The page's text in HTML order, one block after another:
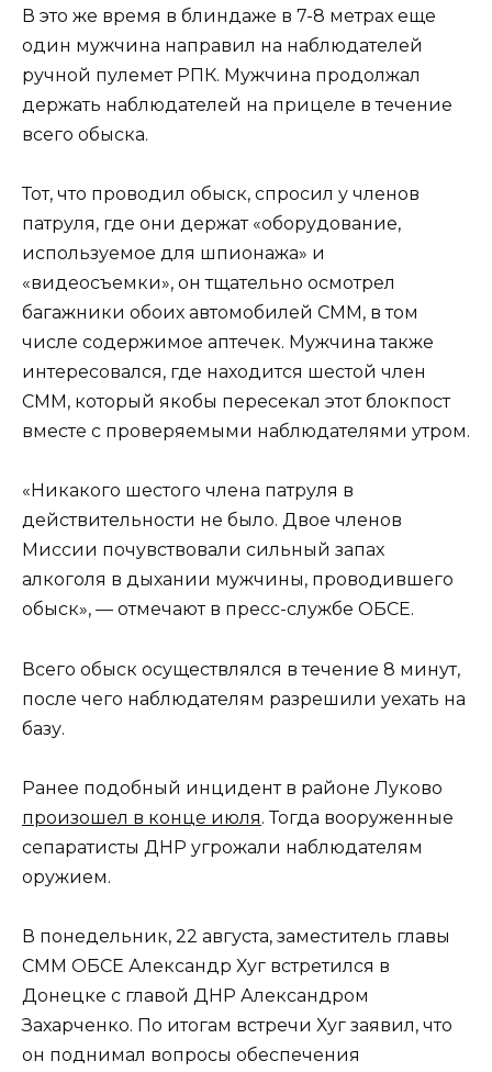
В это же время в блиндаже в 7-8 метрах еще
один мужчина направил на наблюдателей
ручной пулемет РПК. Мужчина продолжал
держать наблюдателей на прицеле в течение
всего обыска.
Тот, что проводил обыск, спросил у членов
патруля, где они держат «оборудование,
используемое для шпионажа» и
«видеосъемки», он тщательно осмотрел
багажники обоих автомобилей СММ, в том
числе содержимое аптечек. Мужчина также
интересовался, где находится шестой член
СММ, который якобы пересекал этот блокпост
вместе с проверяемыми наблюдателями утром.
«Никакого шестого члена патруля в
действительности не было. Двое членов
Миссии почувствовали сильный запах
алкоголя в дыхании мужчины, проводившего
обыск», — отмечают в пресс-службе ОБСЕ.
Всего обыск осуществлялся в течение 8 минут,
после чего наблюдателям разрешили уехать на
базу.
Ранее подобный инцидент в районе Луково
произошел в конце июля. Тогда вооруженные
сепаратисты ДНР угрожали наблюдателям
оружием.
В понедельник, 22 августа, заместитель главы
СММ ОБСЕ Александр Хуг встретился в
Донецке с главой ДНР Александром
Захарченко. По итогам встречи Хуг заявил, что
он поднимал вопросы обеспечения